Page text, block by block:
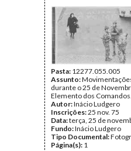
Pasta: 12277.055.005
Assunto:
durante o 25 de
Elemento dos
Autor:Inácio Ludgero
Inscrições:25 nov. 75
Data:terça, 25 de
Fundo:Inácio Ludgero
Tipo Documental:
Página(s): 1